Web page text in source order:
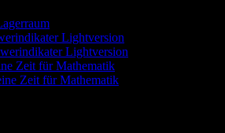
Lightversion
Lightversion
Zeit für Mathematik
Zeit für Mathematik